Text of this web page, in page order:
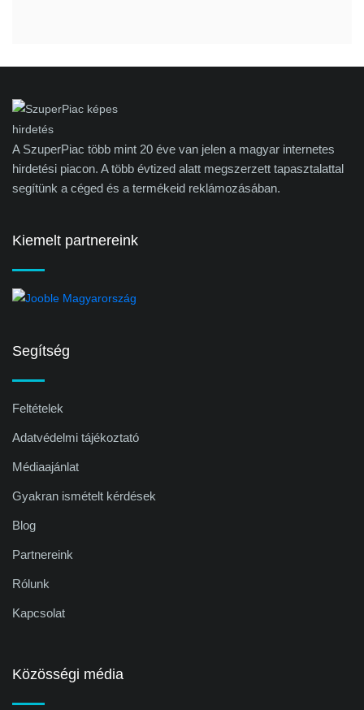
A SzuperPiac több mint 20 éve van jelen a magyar internetes
hirdetési piacon. A több évtized alatt megszerzett tapasztalattal
segítünk a céged és a termékeid reklámozásában.
Kiemelt partnereink
Segítség
Feltételek
Adatvédelmi tájékoztató
Médiaajánlat
Gyakran ismételt kérdések
Blog
Partnereink
Rólunk
Kapcsolat
Közösségi média